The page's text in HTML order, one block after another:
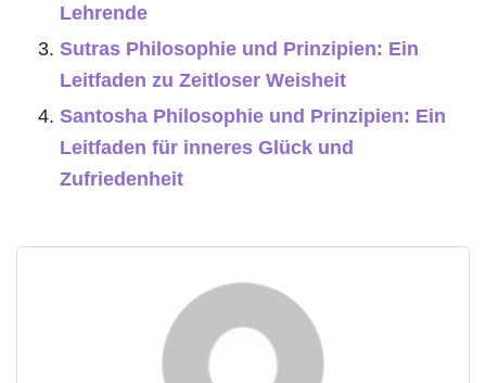
Lehrende
Sutras Philosophie und Prinzipien: Ein
Leitfaden zu Zeitloser Weisheit
Santosha Philosophie und Prinzipien: Ein
Leitfaden für inneres Glück und
Zufriedenheit